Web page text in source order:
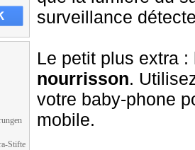
Stifte
surveillance
Le petit plus extra :
nourrisson.
votre baby-phone
mobile.